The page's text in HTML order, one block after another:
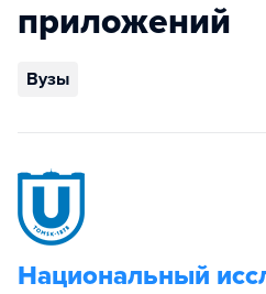
приложений
Вузы
Национальный